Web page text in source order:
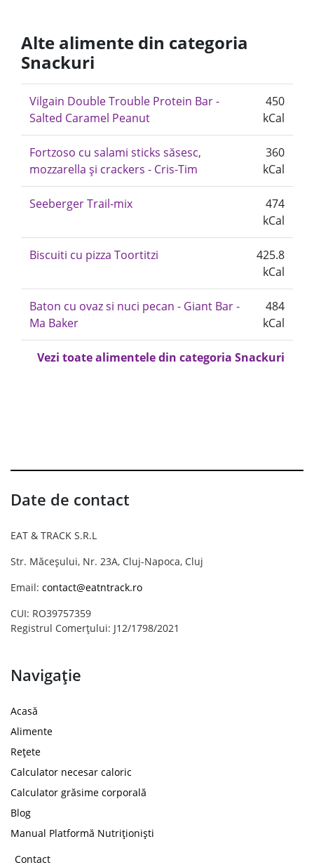
Alte alimente din categoria
Snackuri
Vilgain Double Trouble Protein Bar -
Salted Caramel Peanut
450
kCal
Fortzoso cu salami sticks săsesc,
mozzarella și crackers - Cris-Tim
360
kCal
Seeberger Trail-mix
474
kCal
Biscuiti cu pizza Toortitzi
425.8
kCal
Baton cu ovaz si nuci pecan - Giant Bar -
Ma Baker
484
kCal
Vezi toate alimentele din categoria Snackuri
Date de contact
EAT & TRACK S.R.L
Str. Măceșului, Nr. 23A, Cluj-Napoca, Cluj
Email: contact@eatntrack.ro
CUI: RO39757359
Registrul Comerțului: J12/1798/2021
Navigație
Acasă
Alimente
Rețete
Calculator necesar caloric
Calculator grăsime corporală
Blog
Manual Platformă Nutriționiști
Contact